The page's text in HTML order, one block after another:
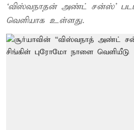
‘விஸ்வநாதன் அண்ட் சன்ஸ்’ படம் ஆகஸ்ட் 14ம்
வெளியாக உள்ளது.